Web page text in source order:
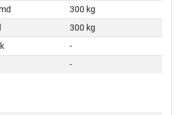
300 kg
300 kg
-
-